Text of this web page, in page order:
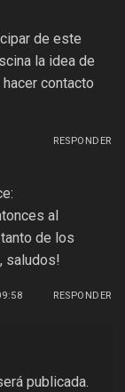
de este
la idea de
contacto
RESPONDER
al
de los
saludos!
RESPONDER
publicada.